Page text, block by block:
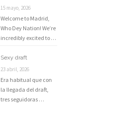
15 mayo, 2026
Welcome to Madrid,
Who Dey Nation! We’re
incredibly excited to …
Sexy draft
23 abril, 2026
Era habitual que con
la llegada del draft,
tres seguidoras …